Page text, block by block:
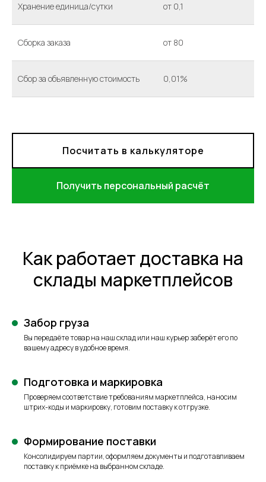
Хранение единица/сутки от 0,1
Сборка заказа от 80
Сбор за объявленную стоимость 0,01%
Посчитать в калькуляторе
Получить персональный расчёт
Как работает доставка на
склады маркетплейсов
Забор груза
Вы передаёте товар на наш склад или наш курьер заберёт его по
вашему адресу в удобное время.
Подготовка и маркировка
Проверяем соответствие требованиям маркетплейса, наносим
штрих-коды и маркировку, готовим поставку к отгрузке.
Формирование поставки
Консолидируем партии, оформляем документы и подготавливаем
поставку к приёмке на выбранном складе.